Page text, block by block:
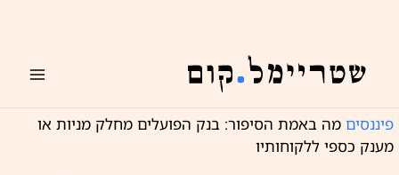
פיננסים מה באמת הסיפור: בנק הפועלים מחלק מניות או
מענק כספי ללקוחותיו